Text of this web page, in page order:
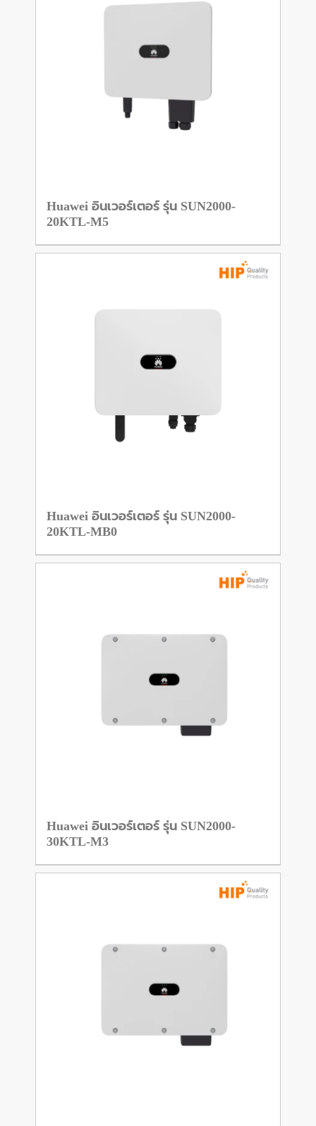
Huawei อินเวอร์เตอร์ รุ่น SUN2000-
20KTL-M5
Huawei อินเวอร์เตอร์ รุ่น SUN2000-
20KTL-MB0
Huawei อินเวอร์เตอร์ รุ่น SUN2000-
30KTL-M3